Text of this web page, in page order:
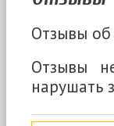
Отзывы
Отзывы
нарушать